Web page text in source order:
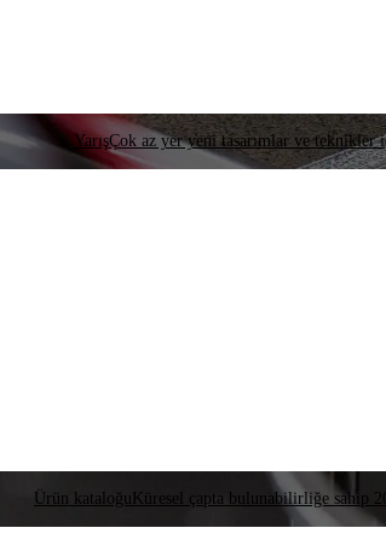
YarışÇok az yer yeni tasarımlar ve teknikler
Ürün kataloğu Küresel çapta bulunabilirliğe sahip